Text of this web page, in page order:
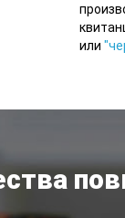
или